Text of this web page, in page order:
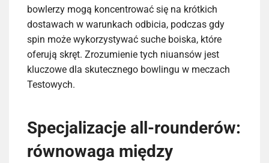
bowlerzy mogą koncentrować się na krótkich
dostawach w warunkach odbicia, podczas gdy
spin może wykorzystywać suche boiska, które
oferują skręt. Zrozumienie tych niuansów jest
kluczowe dla skutecznego bowlingu w meczach
Testowych.
Specjalizacje all-rounderów:
równowaga między